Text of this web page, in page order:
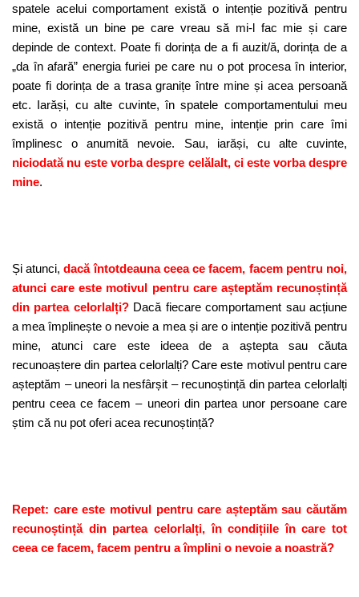
spatele acelui comportament există o intenție pozitivă pentru
mine, există un bine pe care vreau să mi-l fac mie și care
depinde de context. Poate fi dorința de a fi auzit/ă, dorința de a
„da în afară” energia furiei pe care nu o pot procesa în interior,
poate fi dorința de a trasa granițe între mine și acea persoană
etc. Iarăși, cu alte cuvinte, în spatele comportamentului meu
există o intenție pozitivă pentru mine, intenție prin care îmi
împlinesc o anumită nevoie. Sau, iarăși, cu alte cuvinte,
niciodată nu este vorba despre celălalt, ci este vorba despre
mine.
Și atunci,dacă întotdeauna ceea ce facem, facem pentru noi,
atunci care este motivul pentru care așteptăm recunoștință
din partea celorlalți?Dacă fiecare comportament sau acțiune
a mea împlinește o nevoie a mea și are o intenție pozitivă pentru
mine, atunci care este ideea de a aștepta sau căuta
recunoaștere din partea celorlalți? Care este motivul pentru care
așteptăm – uneori la nesfârșit – recunoștință din partea celorlalți
pentru ceea ce facem – uneori din partea unor persoane care
știm că nu pot oferi acea recunoștință?
Repet: care este motivul pentru care așteptăm sau căutăm
recunoștință din partea celorlalți, în condițiile în care tot
ceea ce facem, facem pentru a împlini o nevoie a noastră?